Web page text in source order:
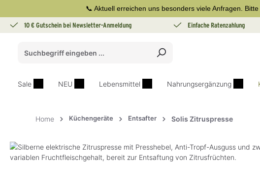
Zur Hauptnavigation springen📞 Aktuell erreichen uns besonders viele Anfragen.
10 € Gutschein bei Newsletter-Anmeldung Einfache Ratenzahlung
Sale NEU Lebensmittel Nahrungsergänzung
Home Küchengeräte Entsafter Solis Zitruspresse
Bildergalerie überspringen